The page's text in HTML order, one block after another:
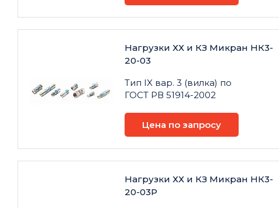
Нагрузки ХХ и КЗ Микран НК3-
20-03
Тип IX вар. 3 (вилка) по
ГОСТ РВ 51914-2002
Цена по запросу
Нагрузки ХХ и КЗ Микран НК3-
20-03Р